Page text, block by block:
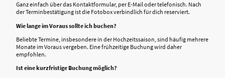
Ganz einfach über das Kontaktformular, per E-Mail oder telefonisch. Nach
der Terminbestätigung ist die Fotobox verbindlich für dich reserviert.
Wie lange im Voraus sollte ich buchen?
Beliebte Termine, insbesondere in der Hochzeitssaison, sind häufig mehrere
Monate im Voraus vergeben. Eine frühzeitige Buchung wird daher
empfohlen.
Ist eine kurzfristige Buchung möglich?